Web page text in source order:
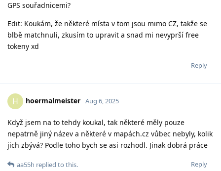
GPS souřadnicemi?
Edit: Koukám, že některé místa v tom jsou mimo CZ, takže se
blbě matchnuli, zkusím to upravit a snad mi nevyprší free
tokeny xd
Reply
H hoermalmeister Aug 6, 2025
Když jsem na to tehdy koukal, tak některé měly pouze
nepatrně jiný název a některé v mapách.cz vůbec nebyly, kolik
jich zbývá? Podle toho bych se asi rozhodl. Jinak dobrá práce
Reply
aa55h replied to this.